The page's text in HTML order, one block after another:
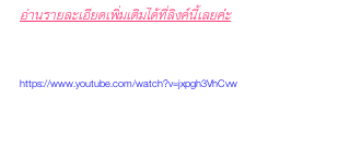
อ่านรายละเอียดเพิ่มเติมได้ที่ลิงค์นี้เลยค่่ะ
https://www.youtube.com/watch?v=jxpgh3VhCvw